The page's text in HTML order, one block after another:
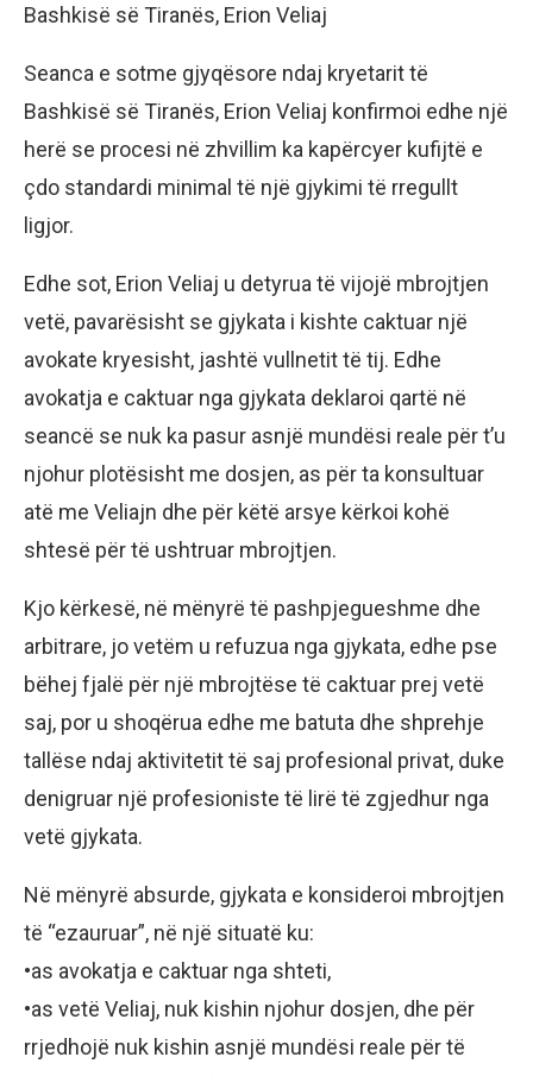
Bashkisë së Tiranës, Erion Veliaj
Seanca e sotme gjyqësore ndaj kryetarit të
Bashkisë së Tiranës, Erion Veliaj konfirmoi edhe një
herë se procesi në zhvillim ka kapërcyer kufijtë e
çdo standardi minimal të një gjykimi të rregullt
ligjor.
Edhe sot, Erion Veliaj u detyrua të vijojë mbrojtjen
vetë, pavarësisht se gjykata i kishte caktuar një
avokate kryesisht, jashtë vullnetit të tij. Edhe
avokatja e caktuar nga gjykata deklaroi qartë në
seancë se nuk ka pasur asnjë mundësi reale për t’u
njohur plotësisht me dosjen, as për ta konsultuar
atë me Veliajn dhe për këtë arsye kërkoi kohë
shtesë për të ushtruar mbrojtjen.
Kjo kërkesë, në mënyrë të pashpjegueshme dhe
arbitrare, jo vetëm u refuzua nga gjykata, edhe pse
bëhej fjalë për një mbrojtëse të caktuar prej vetë
saj, por u shoqërua edhe me batuta dhe shprehje
tallëse ndaj aktivitetit të saj profesional privat, duke
denigruar një profesioniste të lirë të zgjedhur nga
vetë gjykata.
Në mënyrë absurde, gjykata e konsideroi mbrojtjen
të “ezauruar”, në një situatë ku:
•as avokatja e caktuar nga shteti,
•as vetë Veliaj, nuk kishin njohur dosjen, dhe për
rrjedhojë nuk kishin asnjë mundësi reale për të